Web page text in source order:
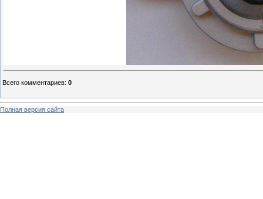
Всего комментариев: 0
Полная версия сайта